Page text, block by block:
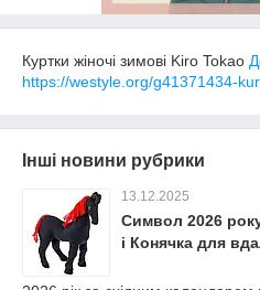
Куртки жіночі зимові Kiro Tokao
https://westyle.org/g41371434-
Інші новини рубрики
13.12.2025
Символ 2026
і Конячка для